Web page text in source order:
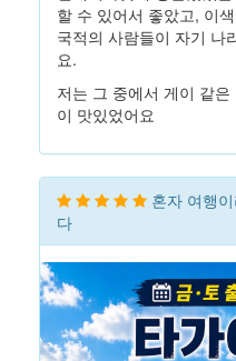
할 수 있어서 좋았고, 이
국적의 사람들이 자기 나
요.
저는 그 중에서 게이 같
이 맛있었어요
혼자 여행
다